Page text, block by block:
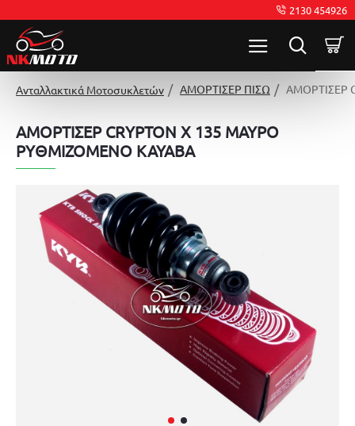
2130 454926
Ανταλλακτικά Μοτοσυκλετών ΑΜΟΡΤΙΣΕΡ ΠΙΣΩ ΑΜΟΡΤΙΣΕΡ
ΑΜΟΡΤΙΣΕΡ CRYPTON X 135 ΜΑΥΡΟ
ΡΥΘΜΙΖΟΜΕΝΟ KAYABA